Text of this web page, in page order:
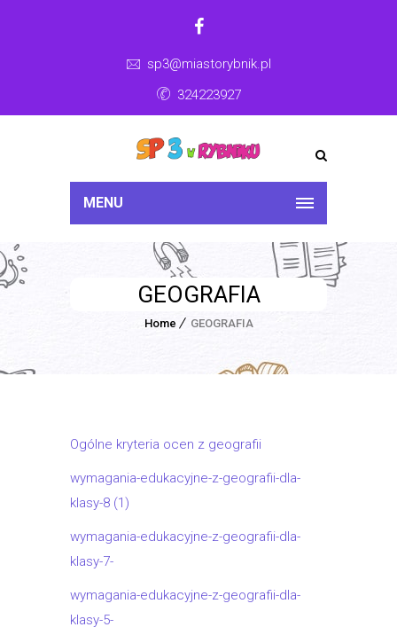
sp3@miastorybnik.pl
324223927
MENU
GEOGRAFIA
Home GEOGRAFIA
Ogólne kryteria ocen z geografii
wymagania-edukacyjne-z-geografii-dla-
klasy-8 (1)
wymagania-edukacyjne-z-geografii-dla-
klasy-7-
wymagania-edukacyjne-z-geografii-dla-
klasy-5-